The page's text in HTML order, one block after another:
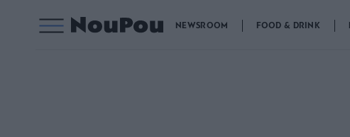
NEWSROOM FOOD & DRINK